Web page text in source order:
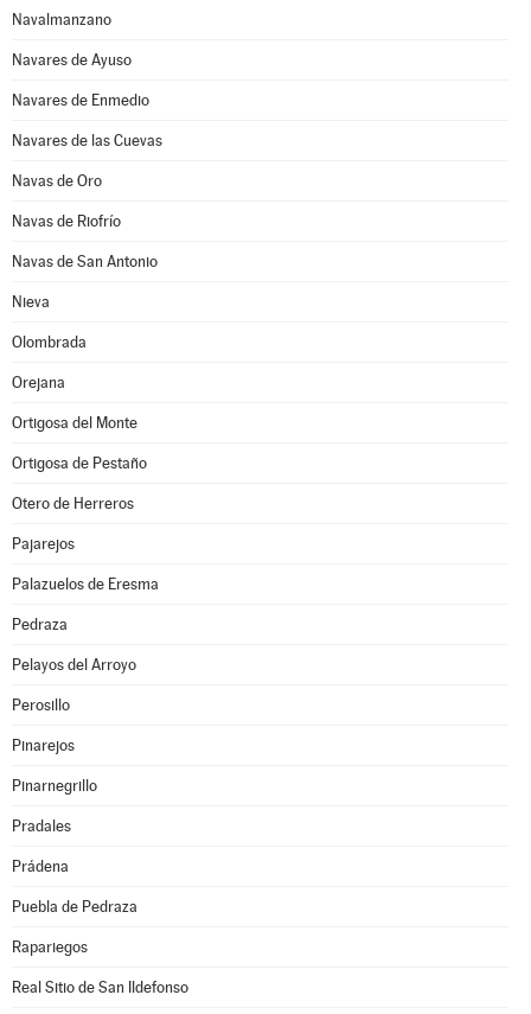
Navalmanzano
Navares de Ayuso
Navares de Enmedio
Navares de las Cuevas
Navas de Oro
Navas de Riofrío
Navas de San Antonio
Nieva
Olombrada
Orejana
Ortigosa del Monte
Ortigosa de Pestaño
Otero de Herreros
Pajarejos
Palazuelos de Eresma
Pedraza
Pelayos del Arroyo
Perosillo
Pinarejos
Pinarnegrillo
Pradales
Prádena
Puebla de Pedraza
Rapariegos
Real Sitio de San Ildefonso